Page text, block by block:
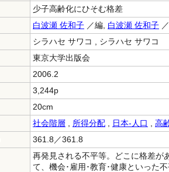
少子高齢化にひそむ格差
白波瀬 佐和子 ／編, 白波瀬 佐和子
シラハセ サワコ , シラハセ サワコ
東京大学出版会
2006.2
3,244p
20cm
社会階層 所得分配 日本-人口
高
361.8／361.8
再発見される不平等。どこに格差が
て、機会･雇用･教育･健康といった